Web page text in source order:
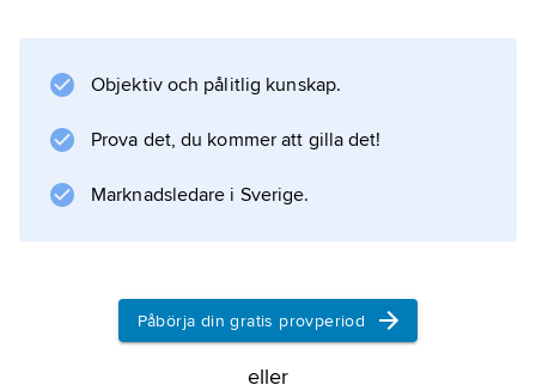
Objektiv och pålitlig kunskap.
Prova det, du kommer att gilla det!
Marknadsledare i Sverige.
Påbörja din gratis provperiod
eller